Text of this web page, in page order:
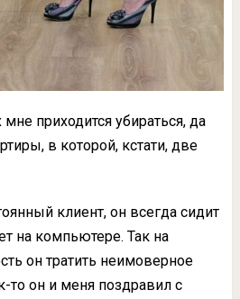
приходится убираться, да
в которой, кстати, две
клиент, он всегда сидит
на компьютере. Так на
он тратить неимоверное
то он и меня поздравил с